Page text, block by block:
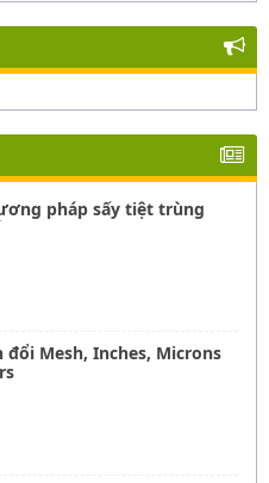
pháp sấy tiệt trùng
đổi Mesh, Inches, Microns